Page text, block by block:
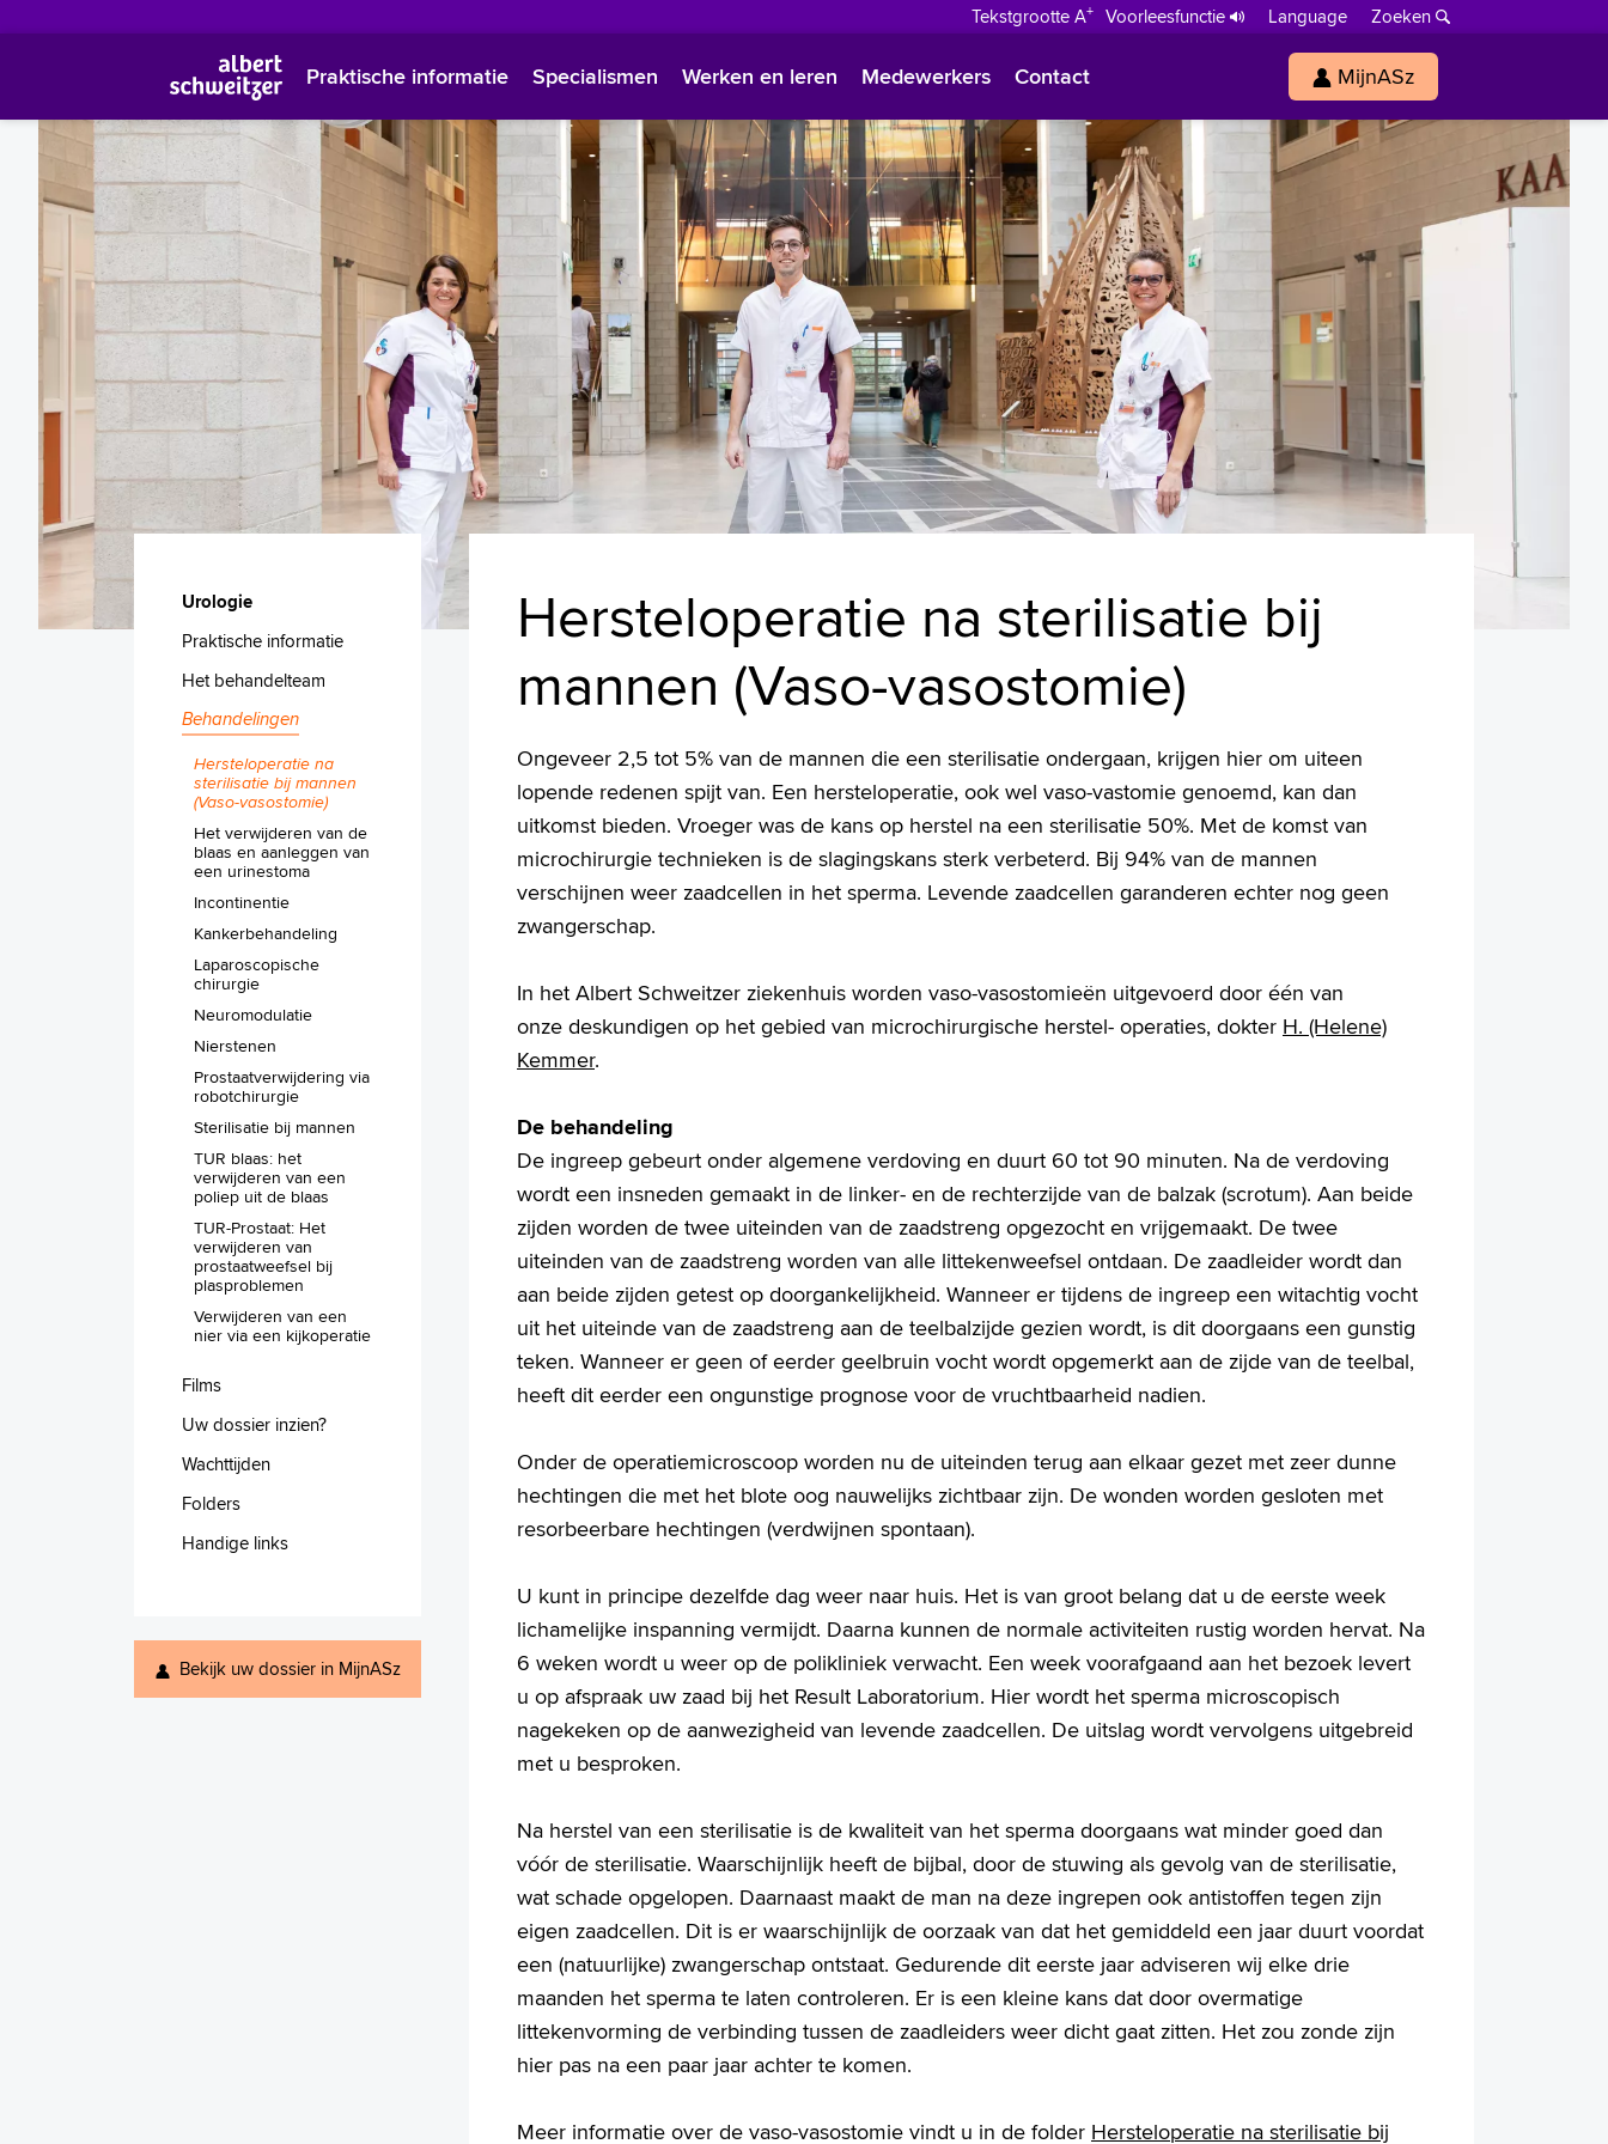
Tekstgrootte A+ Voorleesfunctie Language
Zoeken
Polski
Türkçe
Arabisch
Praktische informatie Specialismen Werken en leren Medewerkers Contact MijnASz
Urologie
Praktische informatie
Het behandelteam
Behandelingen
Hersteloperatie na
sterilisatie bij mannen
(Vaso-vasostomie)
Het verwijderen van de
blaas en aanleggen van
een urinestoma
Incontinentie
Kankerbehandeling
Laparoscopische
chirurgie
Neuromodulatie
Nierstenen
Prostaatverwijdering via
robotchirurgie
Sterilisatie bij mannen
TUR blaas: het
verwijderen van een
poliep uit de blaas
TUR-Prostaat: Het
verwijderen van
prostaatweefsel bij
plasproblemen
Verwijderen van een
nier via een kijkoperatie
Films
Uw dossier inzien?
Wachttijden
Folders
Handige links
Bekijk uw dossier in MijnASz
Hersteloperatie na sterilisatie bij
mannen (Vaso-vasostomie)
Ongeveer 2,5 tot 5% van de mannen die een sterilisatie ondergaan, krijgen hier om uiteen
lopende redenen spijt van. Een hersteloperatie, ook wel vaso-vastomie genoemd, kan dan
uitkomst bieden. Vroeger was de kans op herstel na een sterilisatie 50%. Met de komst van
microchirurgie technieken is de slagingskans sterk verbeterd. Bij 94% van de mannen
verschijnen weer zaadcellen in het sperma. Levende zaadcellen garanderen echter nog geen
zwangerschap.
In het Albert Schweitzer ziekenhuis worden vaso-vasostomieën uitgevoerd door één van
onze deskundigen op het gebied van microchirurgische herstel- operaties, dokter H. (Helene)
Kemmer.
De behandeling
De ingreep gebeurt onder algemene verdoving en duurt 60 tot 90 minuten. Na de verdoving
wordt een insneden gemaakt in de linker- en de rechterzijde van de balzak (scrotum). Aan beide
zijden worden de twee uiteinden van de zaadstreng opgezocht en vrijgemaakt. De twee
uiteinden van de zaadstreng worden van alle littekenweefsel ontdaan. De zaadleider wordt dan
aan beide zijden getest op doorgankelijkheid. Wanneer er tijdens de ingreep een witachtig vocht
uit het uiteinde van de zaadstreng aan de teelbalzijde gezien wordt, is dit doorgaans een gunstig
teken. Wanneer er geen of eerder geelbruin vocht wordt opgemerkt aan de zijde van de teelbal,
heeft dit eerder een ongunstige prognose voor de vruchtbaarheid nadien.
Onder de operatiemicroscoop worden nu de uiteinden terug aan elkaar gezet met zeer dunne
hechtingen die met het blote oog nauwelijks zichtbaar zijn. De wonden worden gesloten met
resorbeerbare hechtingen (verdwijnen spontaan).
U kunt in principe dezelfde dag weer naar huis. Het is van groot belang dat u de eerste week
lichamelijke inspanning vermijdt. Daarna kunnen de normale activiteiten rustig worden hervat. Na
6 weken wordt u weer op de polikliniek verwacht. Een week voorafgaand aan het bezoek levert
u op afspraak uw zaad bij het Result Laboratorium. Hier wordt het sperma microscopisch
nagekeken op de aanwezigheid van levende zaadcellen. De uitslag wordt vervolgens uitgebreid
met u besproken.
Na herstel van een sterilisatie is de kwaliteit van het sperma doorgaans wat minder goed dan
vóór de sterilisatie. Waarschijnlijk heeft de bijbal, door de stuwing als gevolg van de sterilisatie,
wat schade opgelopen. Daarnaast maakt de man na deze ingrepen ook antistoffen tegen zijn
eigen zaadcellen. Dit is er waarschijnlijk de oorzaak van dat het gemiddeld een jaar duurt voordat
een (natuurlijke) zwangerschap ontstaat. Gedurende dit eerste jaar adviseren wij elke drie
maanden het sperma te laten controleren. Er is een kleine kans dat door overmatige
littekenvorming de verbinding tussen de zaadleiders weer dicht gaat zitten. Het zou zonde zijn
hier pas na een paar jaar achter te komen.
Meer informatie over de vaso-vasostomie vindt u in de folder Hersteloperatie na sterilisatie bij